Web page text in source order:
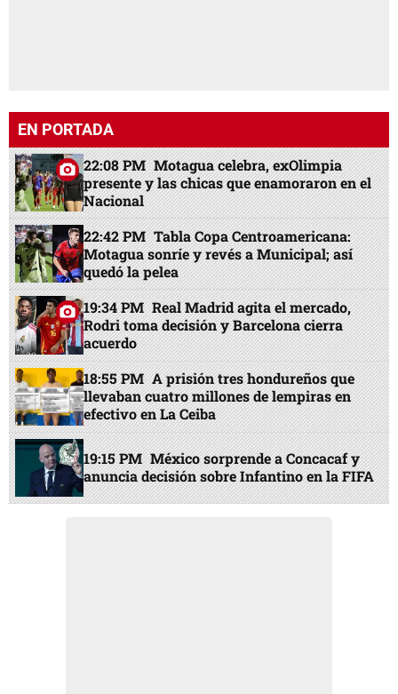
EN PORTADA
22:08 PM Motagua celebra, exOlimpia
presente y las chicas que enamoraron en el
Nacional
22:42 PM Tabla Copa Centroamericana:
Motagua sonríe y revés a Municipal; así
quedó la pelea
19:34 PM Real Madrid agita el mercado,
Rodri toma decisión y Barcelona cierra
acuerdo
18:55 PM A prisión tres hondureños que
llevaban cuatro millones de lempiras en
efectivo en La Ceiba
19:15 PM México sorprende a Concacaf y
anuncia decisión sobre Infantino en la FIFA